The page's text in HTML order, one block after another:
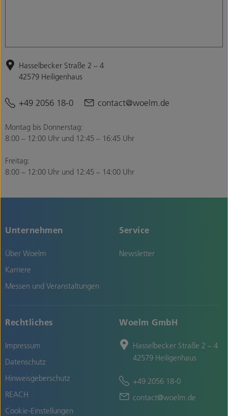
Hasselbecker Straße 2 – 4
42579 Heiligenhaus
+49 2056 18-0 contact@woelm.de
Montag bis Donnerstag:
8:00 – 12:00 Uhr und 12:45 – 16:45 Uhr
Freitag:
8:00 – 12:00 Uhr und 12:45 – 14:00 Uhr
Unternehmen
Über Woelm
Karriere
Messen und Veranstaltungen
Service
Newsletter
Rechtliches
Impressum
Datenschutz
Hinweisgeberschutz
REACH
Cookie-Einstellungen
Woelm GmbH
Hasselbecker Straße 2 – 4
42579 Heiligenhaus
+49 2056 18-0
contact@woelm.de